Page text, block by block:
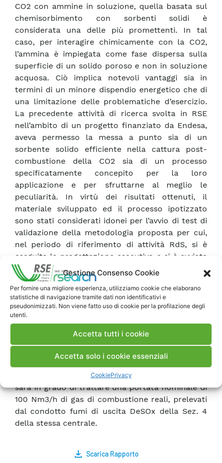
Gestione Consenso Cookie
Per fornire una migliore esperienza, utilizziamo cookie che elaborano
statistiche di navigazione tramite dati non identificativi e
pseudonimizzati. Non viene fatto uso di cookie per la profilazione degli
utenti.
Accetta tutti i cookie
Accetta solo i cookie essenziali
CookiePrivacy
CO2 con ammine in soluzione, quella basata sul
chemisorbimento con sorbenti solidi è
considerata una delle più promettenti. In tal
caso, per interagire chimicamente con la CO2,
l’ammina è impiegata come fase dispersa sulla
superficie di un solido poroso e non in soluzione
acquosa. Ciò implica notevoli vantaggi sia in
termini di un minore dispendio energetico che di
una limitazione delle problematiche d’esercizio.
La precedente attività di ricerca svolta in RSE
nell’ambito di un progetto finanziato da Endesa,
aveva permesso la messa a punto sia di un
sorbente solido efficiente nella cattura post-
combustione della CO2 sia di un processo
specificatamente concepito per la loro
applicazione e per sfruttarne al meglio le
peculiarità. In virtù dei risultati ottenuti, il
materiale sviluppato ed il processo ipotizzato
sono stati considerati idonei per l’avvio di test di
validazione della metodologia proposta per cui,
nel periodo di riferimento di attività RdS, si è
eseguita la progettazione esecutiva e si è avviata
la realizzazione di un impianto pilota per la
verifica in campo della tecnologia di cattura della
CO2 per mezzo di sorbenti solidi ad impianti
termoelettrici di potenza alimentati a carbone o
a gas naturale. Il presente documento contiene
funzionamento e gestione del circuito pilota
progettato. L’impianto verrà installato presso la
– Cerano di proprietà di Enel Produzione S.p.A. e
sarà in grado di trattare una portata nominale di
100 Nm3/h di gas di combustione reali, prelevati
dal condotto fumi di uscita DeSOx della Sez. 4
della stessa centrale.
Scarica Rapporto